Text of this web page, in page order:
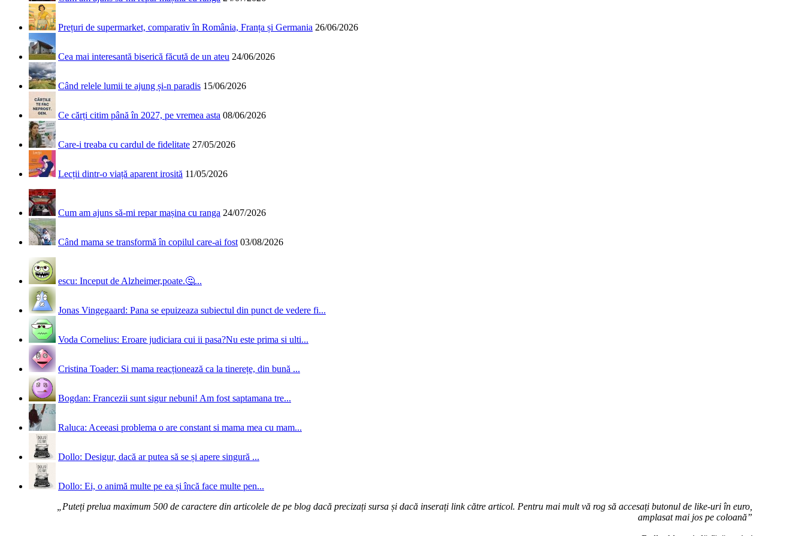
Prețuri de supermarket, comparativ în România, Franța și Germania 26/06/2026
Cea mai interesantă biserică făcută de un ateu 24/06/2026
Când relele lumii te ajung și-n paradis 15/06/2026
Ce cărți citim până în 2027, pe vremea asta 08/06/2026
Care-i treaba cu cardul de fidelitate 27/05/2026
Lecții dintr-o viață aparent irosită 11/05/2026
Cum am ajuns să-mi repar mașina cu ranga 24/07/2026
Când mama se transformă în copilul care-ai fost 03/08/2026
escu: Inceput de Alzheimer,poate.🤔...
Jonas Vingegaard: Pana se epuizeaza subiectul din punct de vedere fi...
Voda Cornelius: Eroare judiciara cui ii pasa?Nu este prima si ulti...
Cristina Toader: Si mama reacționează ca la tinerețe, din bună ...
Bogdan: Francezii sunt sigur nebuni! Am fost saptamana tre...
Raluca: Aceeasi problema o are constant si mama mea cu mam...
Dollo: Desigur, dacă ar putea să se și apere singură ...
Dollo: Ei, o animă multe pe ea și încă face multe pen...
„Puteți prelua maximum 500 de caractere din articolele de pe blog dacă precizați sursa și dacă inserați link către articol. Pentru mai mult vă rog să accesați butonul de like-uri în euro,
amplasat mai jos pe coloană”